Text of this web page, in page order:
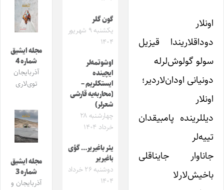
اونلار
دوداقلاریندا قیزیل
سولو گولوش‌لرله
دونیانی اودان‌‌لاردیر؛
اونلار
دیللرینده پامبیقدان
تییه‌لر
جاناوار جایناقلی
باخیش‌لارلا
گون گلر
یکشنبه ۹ شهریور
۱۴۰۴
اوشوتمه‌لر
ایچینده
ایستکلریم –
(محاربه‌یه قارشی
شعرلر)
چهارشنبه ۲۸
خرداد ۱۴۰۴
یئر باغیریر… گؤی
باغیریر
دوشنبه ۲۶ خرداد
۱۴۰۴
مجله ایشیق
شماره 4
آذربایجان
توی‌لاری
مجله ایشیق
شماره 3
آذربایجان و